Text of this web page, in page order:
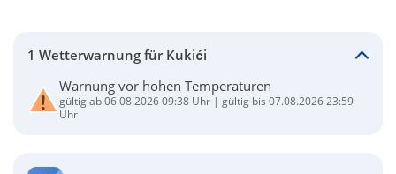
1 Wetterwarnung für Kukići
Warnung vor hohen Temperaturen
gültig ab 06.08.2026 09:38 Uhr | gültig bis 07.08.2026 23:59
Uhr